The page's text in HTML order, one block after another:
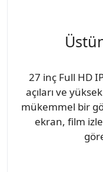
27 inç Full HD
açıları ve
mükemmel bir
ekran, film